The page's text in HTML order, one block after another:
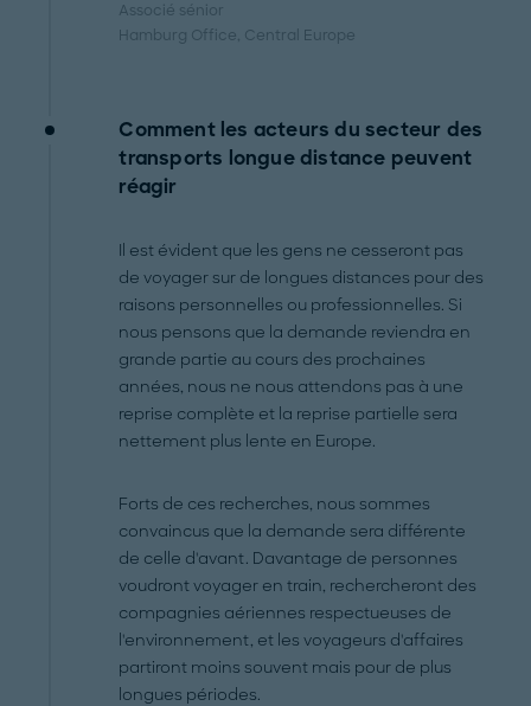
Associé sénior
Hamburg Office, Central Europe
Comment les acteurs du secteur des
transports longue distance peuvent
réagir
Il est évident que les gens ne cesseront pas
de voyager sur de longues distances pour des
raisons personnelles ou professionnelles. Si
nous pensons que la demande reviendra en
grande partie au cours des prochaines
années, nous ne nous attendons pas à une
reprise complète et la reprise partielle sera
nettement plus lente en Europe.
Forts de ces recherches, nous sommes
convaincus que la demande sera différente
de celle d'avant. Davantage de personnes
voudront voyager en train, rechercheront des
compagnies aériennes respectueuses de
l'environnement, et les voyageurs d'affaires
partiront moins souvent mais pour de plus
longues périodes.